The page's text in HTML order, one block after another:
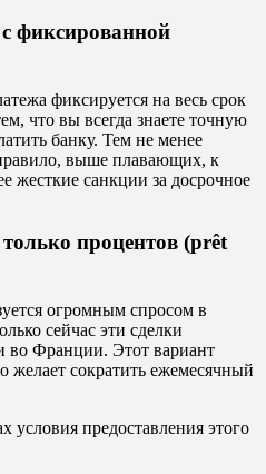
фиксированной
фиксируется на весь срок
что вы всегда знаете точную
банку. Тем не менее
выше плавающих, к
жесткие санкции за досрочное
процентов (prêt
огромным спросом в
сейчас эти сделки
во Франции. Этот вариант
желает сократить ежемесячный
условия предоставления этого